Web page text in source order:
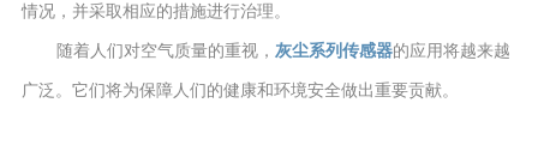
情况，并采取相应的措施进行治理。
随着人们对空气质量的重视， 灰尘系列传感器的应用将越来越
广泛。它们将为保障人们的健康和环境安全做出重要贡献。